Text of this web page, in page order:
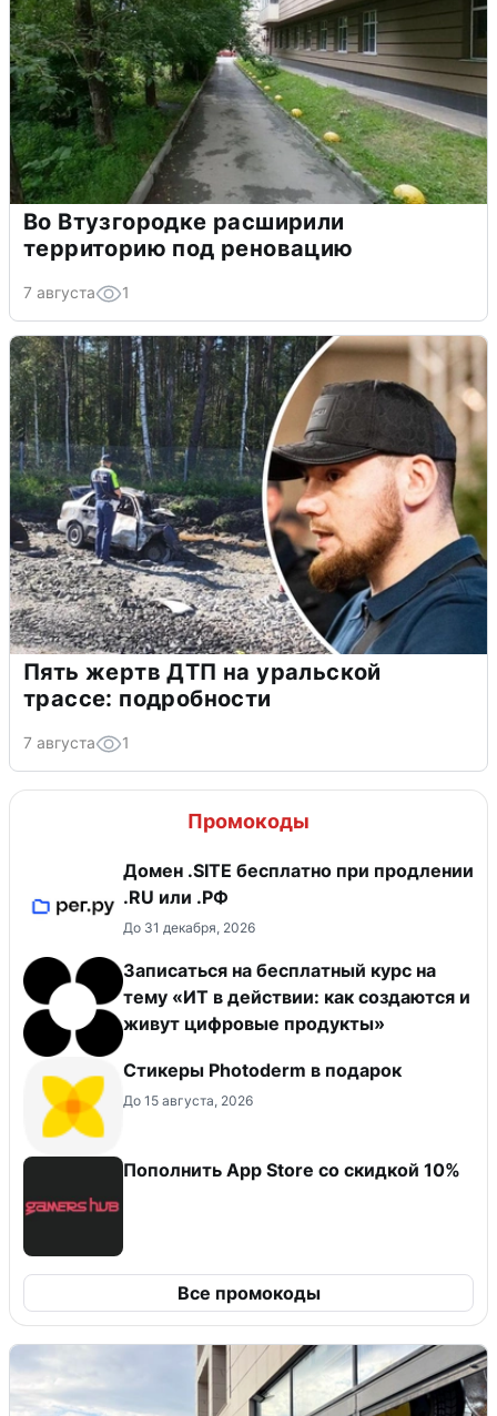
Во Втузгородке расширили
территорию под реновацию
7 августа 1
Пять жертв ДТП на уральской
трассе: подробности
7 августа 1
Промокоды
Домен .SITE бесплатно при продлении
.RU или .РФ
До 31 декабря, 2026
Записаться на бесплатный курс на
тему «ИТ в действии: как создаются и
живут цифровые продукты»
Стикеры Photoderm в подарок
До 15 августа, 2026
Пополнить App Store со скидкой 10%
Все промокоды